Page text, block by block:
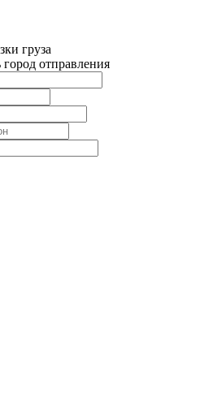
груза
город отправления